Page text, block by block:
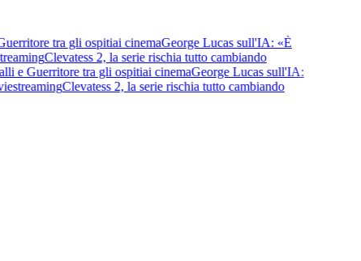
tra gli ospitiai cinemaGeorge Lucas sull'IA: «È
Clevatess 2, la serie rischia tutto cambiando
e Guerritore tra gli ospitiai cinemaGeorge Lucas sull'IA:
streamingClevatess 2, la serie rischia tutto cambiando